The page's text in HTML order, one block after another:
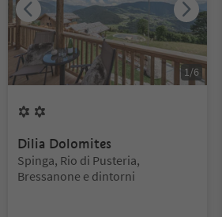
1/6
Dilia Dolomites
Posizione:
Spinga, Rio di Pusteria,
Bressanone e dintorni